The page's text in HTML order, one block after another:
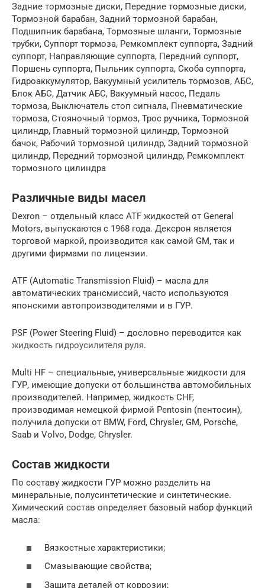
Задние тормозные диски, Передние тормозные диски,
Тормозной барабан, Задний тормозной барабан,
Подшипник барабана, Тормозные шланги, Тормозные
трубки, Суппорт тормоза, Ремкомплект суппорта, Задний
суппорт, Направляющие суппорта, Передний суппорт,
Поршень суппорта, Пыльник суппорта, Скоба суппорта,
Гидроаккумулятор, Вакуумный усилитель тормозов, АБС,
Блок АБС, Датчик АБС, Вакуумный насос, Педаль
тормоза, Выключатель стоп сигнала, Пневматические
тормоза, Стояночный тормоз, Трос ручника, Тормозной
цилиндр, Главный тормозной цилиндр, Тормозной
бачок, Рабочий тормозной цилиндр, Задний тормозной
цилиндр, Передний тормозной цилиндр, Ремкомплект
тормозного цилиндра
Различные виды масел
Dexron – отдельный класс ATF жидкостей от General
Motors, выпускаются с 1968 года. Дексрон является
торговой маркой, производится как самой GM, так и
другими фирмами по лицензии.
ATF (Automatic Transmission Fluid) – масла для
автоматических трансмиссий, часто используются
японскими автопроизводителями и в ГУР.
PSF (Power Steering Fluid) – дословно переводится как
жидкость гидроусилителя руля.
Multi HF – специальные, универсальные жидкости для
ГУР, имеющие допуски от большинства автомобильных
производителей. Например, жидкость СHF,
производимая немецкой фирмой Pentosin (пентосин),
получила допуски от BMW, Ford, Chrysler, GM, Porsche,
Saab и Volvo, Dodge, Chrysler.
Состав жидкости
По составу жидкости ГУР можно разделить на
минеральные, полусинтетические и синтетические.
Химический состав определяет базовый набор функций
масла:
Вязкостные характеристики;
Смазывающие свойства;
Защита деталей от коррозии;